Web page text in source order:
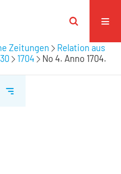
Zeitungen
Relation aus
1704
No 4. Anno 1704.